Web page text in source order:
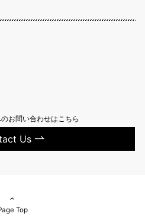
お問い合わせはこちら
Us
Top